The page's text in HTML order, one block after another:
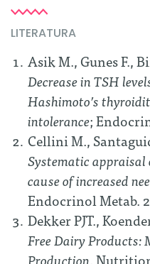
LITERATURA
Asik M., Gunes F.,
Decrease in TSH
Hashimoto’s
intolerance;
Cellini M.,
Systematic appraisal
cause of increased
Endocrinol Metab.
Dekker PJT.,
Free Dairy Products:
Production,